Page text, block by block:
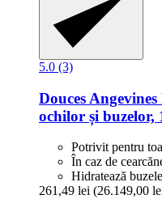
5.0 (3)
Douces Angevines
ochilor și buzelor,
Potrivit pentru
În caz de
Hidratează
261,49 lei (26.149,00